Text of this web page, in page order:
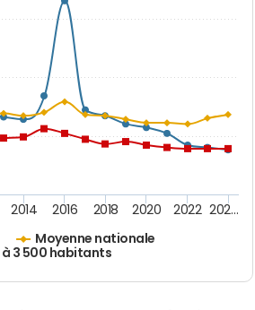
Moyenne nationale
à 3 500 habitants
2014 2016 2018 2020 2022 202…